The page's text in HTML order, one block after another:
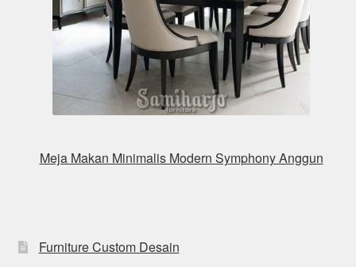
Meja Makan Minimalis Modern Symphony Anggun
Furniture Custom Desain